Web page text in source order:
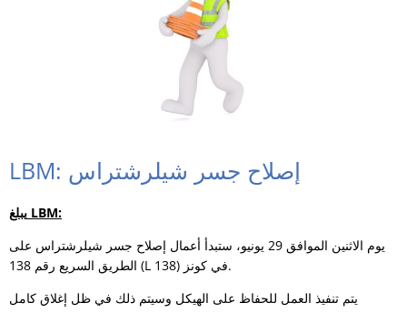
LBM: إصلاح جسر شيلرشتراس
يبلغ LBM:
يوم الاثنين الموافق 29 يونيو، ستبدأ أعمال إصلاح جسر شيلرشتراس على
الطريق السريع رقم 138 (L 138) في كونز.
يتم تنفيذ العمل للحفاظ على الهيكل وسيتم ذلك في ظل إغلاق كامل